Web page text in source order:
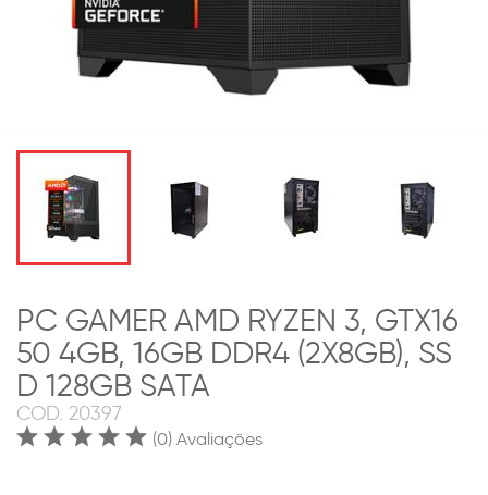
PC GAMER AMD RYZEN 3, GTX16
50 4GB, 16GB DDR4 (2X8GB), SS
D 128GB SATA
COD. 20397
(0) Avaliações